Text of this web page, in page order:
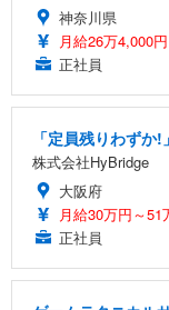
神奈川県
月給26万4,000
正社員
「定員残りわず
株式会社HyBridge
大阪府
月給30万円～51
正社員